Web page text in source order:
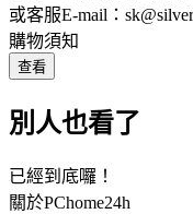
或客服E-mail：
購物須知
查看
別人也看了
已經到底囉！
關於PChome24h